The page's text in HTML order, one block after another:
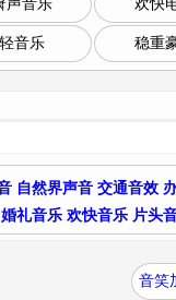
声音乐 欢快
音乐 稳重
自然界声音 交通音效
婚礼音乐 欢快音乐 片头
音笑